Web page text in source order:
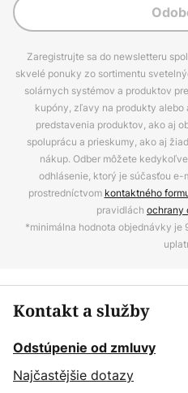
Zaregistrujte sa do newsletteru
skvelé ponuky zo sortimentu
solárnych systémov a produktov
kupóny, zľavy na produkty
predstavenia produktov, ako aj
spoluprácu a prieskumy, ako aj
nákup. Odber môžete
odhlásenie, ktorý je súčasťou
prostredníctvom kontaktného
pravidlách ochrany
*minimálna hodnota objednávky je
Kontakt a služby
Odstúpenie od zmluvy
Najčastějšie dotazy